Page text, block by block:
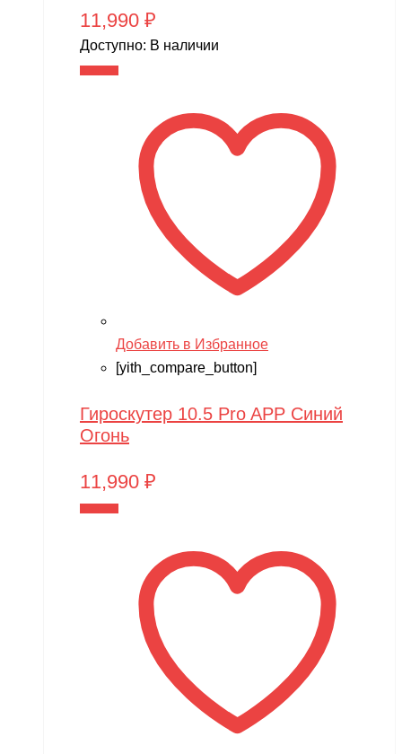
11,990 ₽
Доступно: В наличии
Добавить в Избранное
[yith_compare_button]
Гироскутер 10.5 Pro APP Синий
Огонь
11,990 ₽